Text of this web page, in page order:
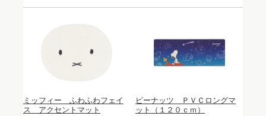
ミッフィー ふわふわフェイ
ス アクセントマット
ピーナッツ ＰＶＣロングマ
ット（１２０ｃｍ）